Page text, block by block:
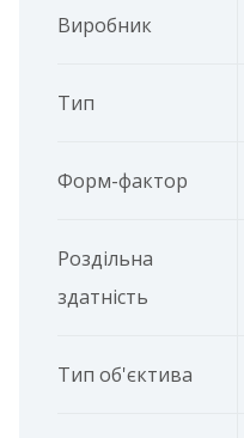
Виробник
Тип
Форм-фактор
Роздільна
здатність
Тип об'єктива